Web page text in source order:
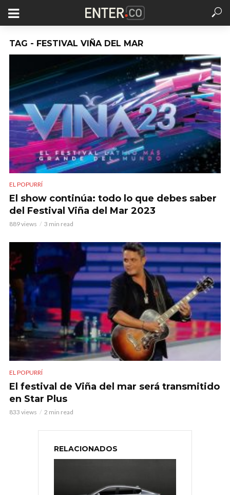
TAG - FESTIVAL VIÑA DEL MAR
EL POPURRÍ
El show continúa: todo lo que debes saber
del Festival Viña del Mar 2023
889 views 3 min read
EL POPURRÍ
El festival de Viña del mar será transmitido
en Star Plus
833 views 2 min read
RELACIONADOS